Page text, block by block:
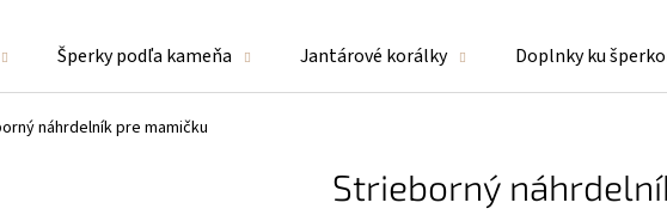
Šperky podľa kameňa Jantárové korálky Doplnky ku
náhrdelník pre mamičku
Strieborný